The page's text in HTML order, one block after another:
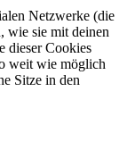
Netzwerke (die
wie sie mit deinen
dieser Cookies
weit wie möglich
Sitze in den